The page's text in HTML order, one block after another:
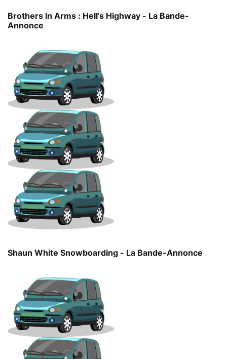
Brothers In Arms : Hell's Highway - La Bande-
Annonce
Shaun White Snowboarding - La Bande-Annonce